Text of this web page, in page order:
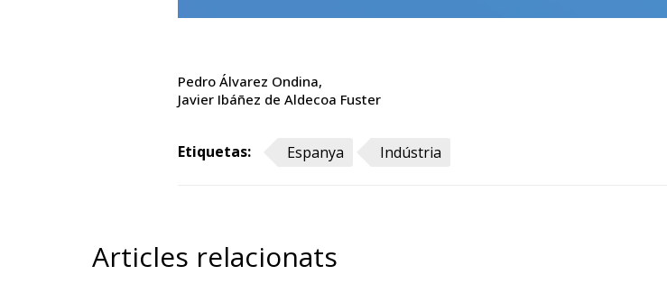
Pedro Álvarez Ondina
Javier Ibáñez de Aldecoa Fuster
Etiquetas: Espanya Indústria
Articles relacionats